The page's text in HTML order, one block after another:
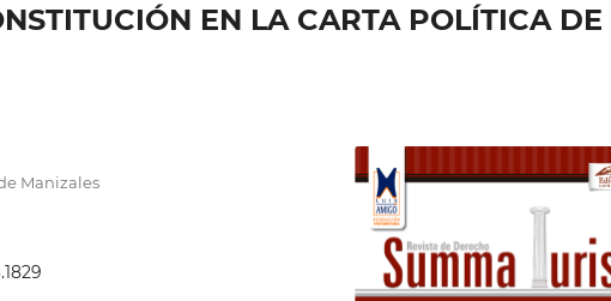
EN LA CARTA POLÍTICA DE
Manizales